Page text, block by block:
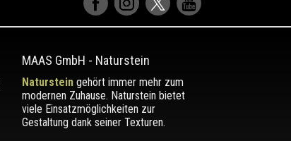
MAAS GmbH - Naturstein
Natursteingehört immer mehr zum
modernen Zuhause. Naturstein bietet
viele Einsatzmöglichkeiten zur
Gestaltung dank seiner Texturen.